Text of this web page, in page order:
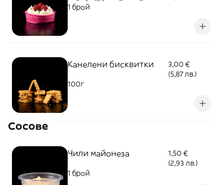
1 брой
Канелени бисквитки
3,00 €
(5,87 лв.)
100г
Сосове
Чили майонеза
1,50 €
(2,93 лв.)
1 брой